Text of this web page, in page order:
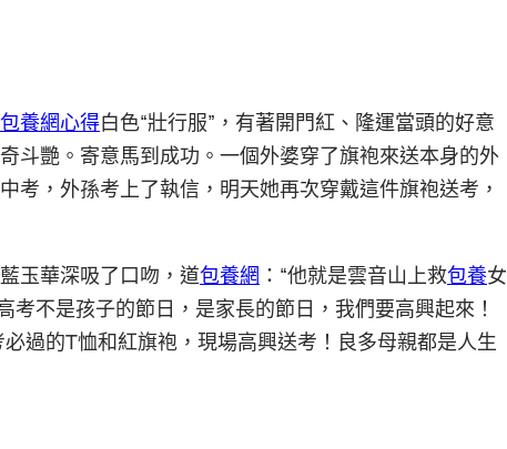
包養網心得白色“壯行服”，有著開門紅、隆運當頭的好意
斗艷。寄意馬到成功。一個外婆穿了旗袍來送本身的外
考，外孫考上了執信，明天她再次穿戴這件旗袍送考，
玉華深吸了口吻，道包養網 ：“他就是雲音山上救包養女
考不是孩子的節日，是家長的節日，我們要高興起來！
過的T恤和紅旗袍，現場高興送考！良多母親都是人生